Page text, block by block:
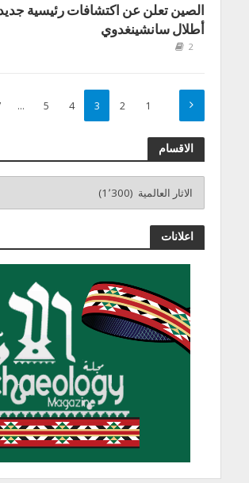
الصين تعلن عن اكتشافات رئيسية
أطلال سانشينغدوي
2
1
2
3
4
5
…
الاقسام
اعلانات